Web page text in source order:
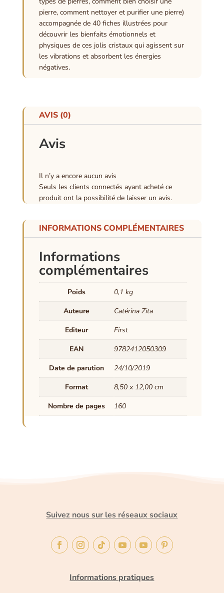
pierre, comment nettoyer et purifier une pierre)
accompagnée de 40 fiches illustrées pour
découvrir les bienfaits émotionnels et
physiques de ces jolis cristaux qui agissent sur
les vibrations et absorbent les énergies
négatives.
AVIS (0)
Avis
Il n’y a encore aucun avis
Seuls les clients connectés ayant acheté ce
produit ont la possibilité de laisser un avis.
INFORMATIONS COMPLÉMENTAIRES
Informations
complémentaires
Poids
0,1 kg
Auteure
Catérina Zita
Editeur
First
EAN
9782412050309
Date de parution
24/10/2019
Format
8,50 x 12,00 cm
Nombre de pages
160
Suivez nous sur les réseaux sociaux
Informations pratiques